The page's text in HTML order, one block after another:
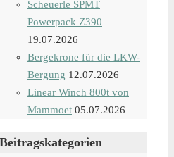
Scheuerle SPMT
Powerpack Z390
19.07.2026
Bergekrone für die LKW-
Bergung 12.07.2026
Linear Winch 800t von
Mammoet 05.07.2026
Beitragskategorien